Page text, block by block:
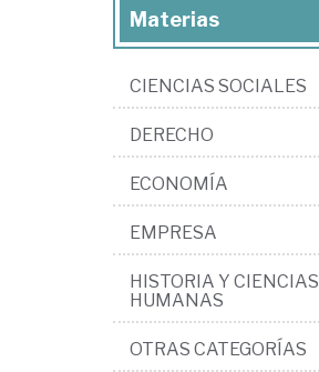
Materias
CIENCIAS SOCIALES
DERECHO
ECONOMÍA
EMPRESA
HISTORIA Y CIENCIAS
HUMANAS
OTRAS CATEGORÍAS